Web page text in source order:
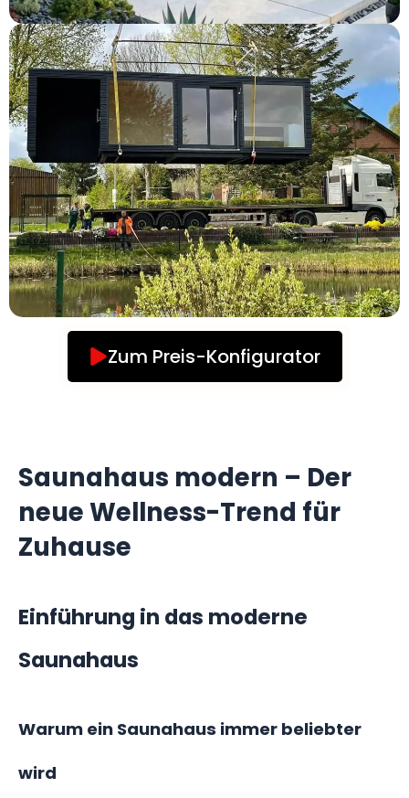
Zum Preis-Konfigurator
Saunahaus modern – Der
neue Wellness-Trend für
Zuhause
Einführung in das moderne
Saunahaus
Warum ein Saunahaus immer beliebter
wird